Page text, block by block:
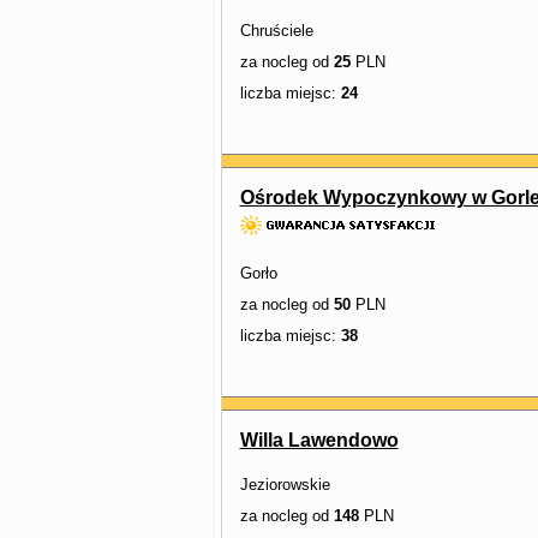
Chruściele
za nocleg od 25PLN
liczba miejsc: 24
Ośrodek Wypoczynkowy w
Gorło
za nocleg od 50PLN
liczba miejsc: 38
Willa Lawendowo
Jeziorowskie
za nocleg od 148PLN